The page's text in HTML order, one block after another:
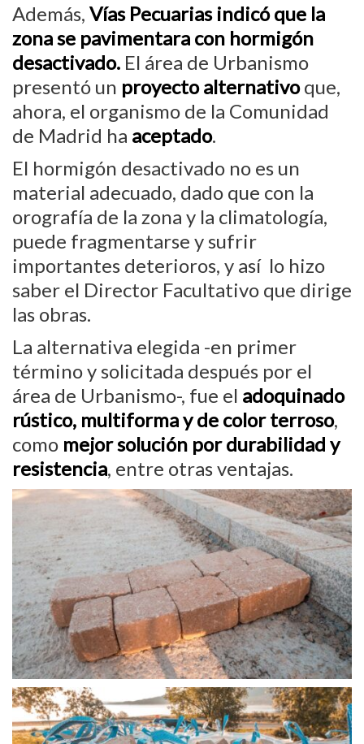
Además, Vías Pecuarias indicó que la
zona se pavimentara con hormigón
desactivado. El área de Urbanismo
presentó un proyecto alternativoque,
ahora, el organismo de la Comunidad
de Madrid ha aceptado.
El hormigón desactivado no es un
material adecuado, dado que con la
orografía de la zona y la climatología,
puede fragmentarse y sufrir
importantes deterioros, y así lo hizo
saber el Director Facultativo que dirige
las obras.
La alternativa elegida -en primer
término y solicitada después por el
área de Urbanismo-, fue el adoquinado
rústico, multiforma y de color terroso,
como mejor solución por durabilidad y
resistencia, entre otras ventajas.